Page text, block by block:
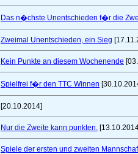
Das n�chste Unentschieden f�r die
Zweimal Unentschieden, ein Sieg
Kein Punkte an diesem Wochenende
Spielfrei f�r den TTC Winnen
[20.10.2014]
Nur die Zweite kann punkten.
Spiele der ersten und zweiten